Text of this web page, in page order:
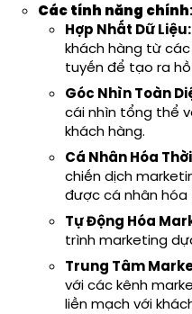
Các tính năng chính:
Hợp Nhất Dữ Liệu:
khách hàng từ
tuyến để tạo ra
Góc Nhìn Toàn
cái nhìn tổng thể
khách hàng.
Cá Nhân Hóa
chiến dịch
được cá nhân hóa
Tự Động Hóa
trình marketing
Trung Tâm
với các kênh
liền mạch với